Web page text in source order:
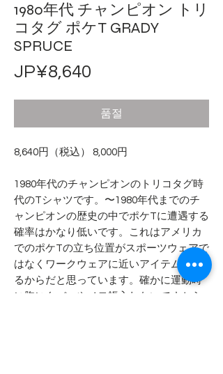
1980年代 チャンピオン トリ
コタグ ポケT GRADY
SPRUCE
JP¥8,640
품절
8,640円（税込） 8,000円
1980年代のチャンピオンのトリコタグ時
代のTシャツです。〜1980年代までのチ
ャンピオンの歴史の中でポケTに遭遇する
確率はかなり低いです。これはアメリカ
でのポケTの立ち位置がスポーツウェアで
はなくワークウェアに近いアイテムであ
るからだと思っています。確かに運動時
に胸にタバコやメモ帳入れないですから